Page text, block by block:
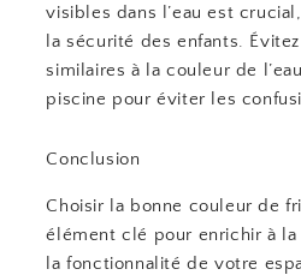
visibles dans l’eau est
la sécurité des enfants.
similaires à la couleur de
piscine pour éviter les
Conclusion
Choisir la bonne couleur de
élément clé pour enrichir à la
la fonctionnalité de votre